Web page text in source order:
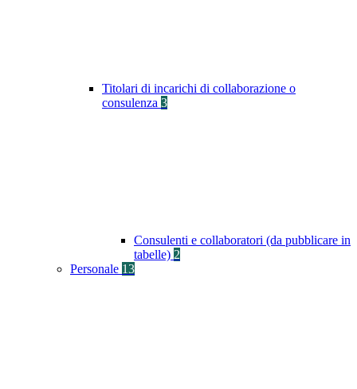
Titolari di incarichi di collaborazione o
consulenza 3
Consulenti e collaboratori (da pubblicare in
tabelle) 2
Personale 13